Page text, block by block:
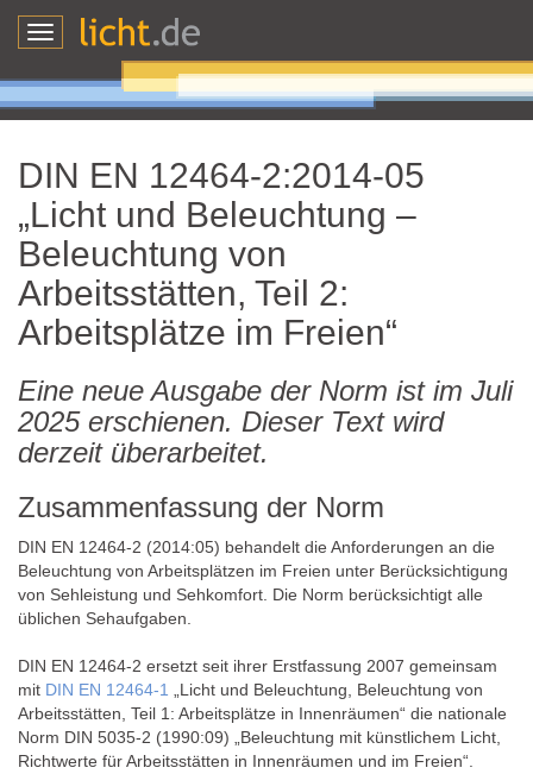
Toggle
DIN EN 12464-2:2014-05
„Licht und Beleuchtung –
Beleuchtung von
Arbeitsstätten, Teil 2:
Arbeitsplätze im Freien“
Eine neue Ausgabe der Norm ist im Juli
2025 erschienen. Dieser Text wird
derzeit überarbeitet.
Zusammenfassung der Norm
DIN EN 12464-2 (2014:05) behandelt die Anforderungen an die
Beleuchtung von Arbeitsplätzen im Freien unter Berücksichtigung
von Sehleistung und Sehkomfort. Die Norm berücksichtigt alle
üblichen Sehaufgaben.
DIN EN 12464-2 ersetzt seit ihrer Erstfassung 2007 gemeinsam
mit DIN EN 12464-1
„Licht und Beleuchtung, Beleuchtung von
Arbeitsstätten, Teil 1: Arbeitsplätze in Innenräumen“ die nationale
Norm DIN 5035-2 (1990:09) „Beleuchtung mit künstlichem Licht,
Richtwerte für Arbeitsstätten in Innenräumen und im Freien“.